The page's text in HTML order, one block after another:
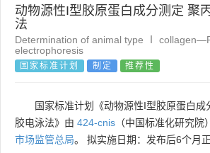
国家标准 行业标准
团体标准 企业标准
动物源性I型胶原蛋白成分测定 聚
法
Determination of animal type Ⅰ
electrophoresis
国家标准计划 制定 推荐性
国家标准计划《动物源性I型胶原蛋白
胶电泳法》由 424-cnis （中国标准化研究
市场监管总局。 拟实施日期：发布后6个月正